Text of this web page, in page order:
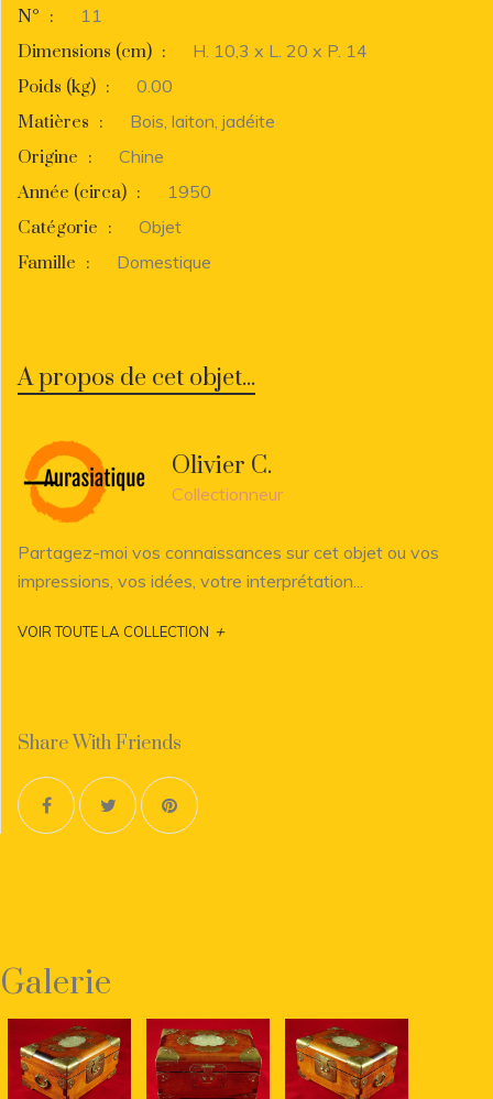
N° :
11
Dimensions (cm) :
H. 10,3 x L. 20 x P. 14
Poids (kg) :
0.00
Matières :
Bois, laiton, jadéite
Origine :
Chine
Année (circa) :
1950
Catégorie :
Objet
Famille : Domestique
A propos de cet objet...
Olivier C.
Collectionneur
Partagez-moi vos connaissances sur cet objet ou vos
impressions, vos idées, votre interprétation...
VOIR TOUTE LA COLLECTION +
Share With Friends
Galerie